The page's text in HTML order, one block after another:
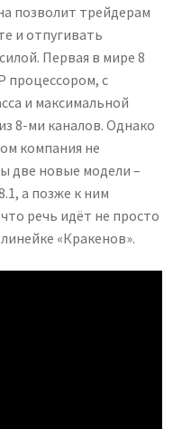
позволит трейдерам
и отпугивать
Первая в мире 8
процессором, с
и максимальной
8-ми каналов. Однако
компания не
две новые модели –
а позже к ним
речь идёт не просто
«Кракенов».